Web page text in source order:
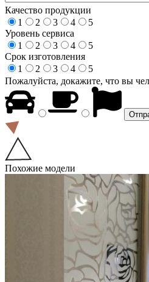
Качество продукции
1
2 3 4
5
Уровень сервиса
1
2 3 4
5
Срок изготовления
1
2 3 4
5
Пожалуйста, докажите, что вы
Похожие модели